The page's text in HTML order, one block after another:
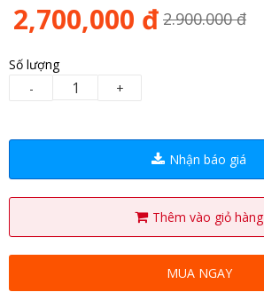
2,700,000 đ 2.900.000 đ
Số lượng
-
+
Nhận báo giá
Thêm vào giỏ hàng
MUA NGAY